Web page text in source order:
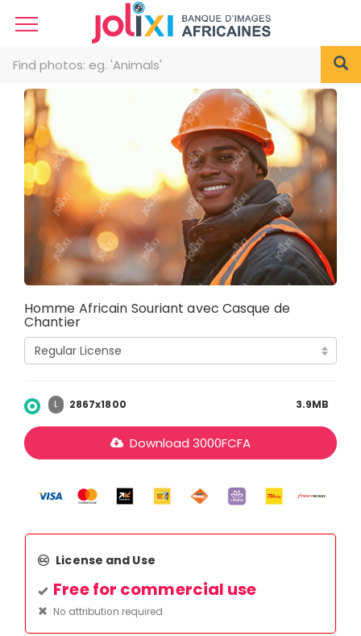
Homme Africain Souriant avec Casque de
Chantier
L 2867x1800 3.9MB
Download 3000FCFA
License and Use
Free for commercial use
No attribution required